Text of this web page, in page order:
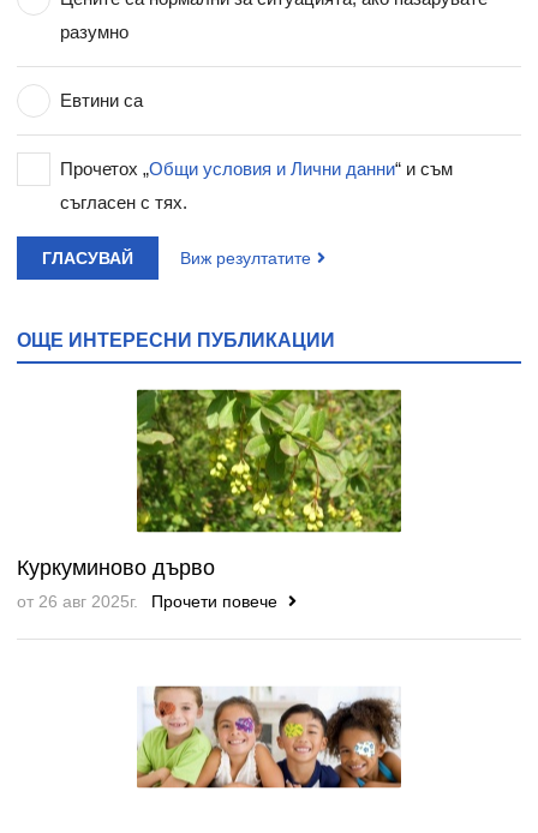
разумно
Евтини са
Прочетох „Общи условия и Лични данни“ и съм
съгласен с тях.
ГЛАСУВАЙ Виж резултатите
ОЩЕ ИНТЕРЕСНИ ПУБЛИКАЦИИ
Куркуминово дърво
от 26 авг 2025г. Прочети повече